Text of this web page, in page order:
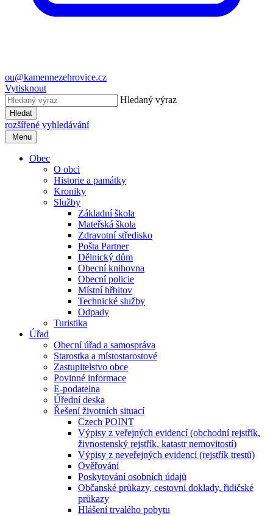
ou@kamennezehrovice.cz
Vytisknout
Hledaný výraz
Hledat
rozšířené vyhledávání
Menu
Obec
O obci
Historie a památky
Kroniky
Služby
Základní škola
Mateřská škola
Zdravotní středisko
Pošta Partner
Dělnický dům
Obecní knihovna
Obecní policie
Místní hřbitov
Technické služby
Odpady
Turistika
Úřad
Obecní úřad a samospráva
Starostka a místostarostové
Zastupitelstvo obce
Povinné informace
E-podatelna
Úřední deska
Řešení životních situací
Czech POINT
Výpisy z veřejných evidencí (obchodní rejstřík,
živnostenský rejstřík, katastr nemovitostí)
Výpisy z neveřejných evidencí (rejstřík trestů)
Ověřování
Poskytování osobních údajů
Občanské průkazy, cestovní doklady, řidičské
průkazy
Hlášení trvalého pobytu